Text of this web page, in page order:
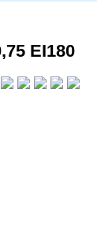
EI180